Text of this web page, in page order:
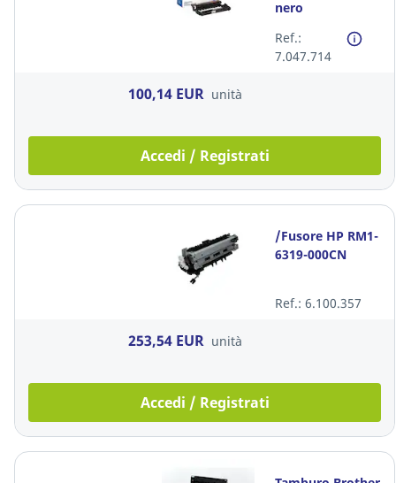
nero
Ref.:
7.047.714
100,14 EUR unità
Accedi / Registrati
/Fusore HP RM1-
6319-000CN
Ref.: 6.100.357
253,54 EUR unità
Accedi / Registrati